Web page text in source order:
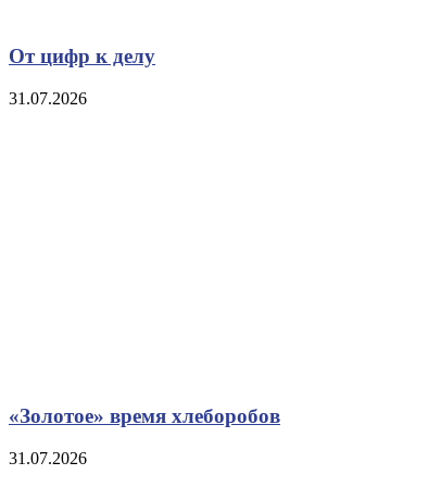
От цифр к делу
31.07.2026
«Золотое» время хлеборобов
31.07.2026